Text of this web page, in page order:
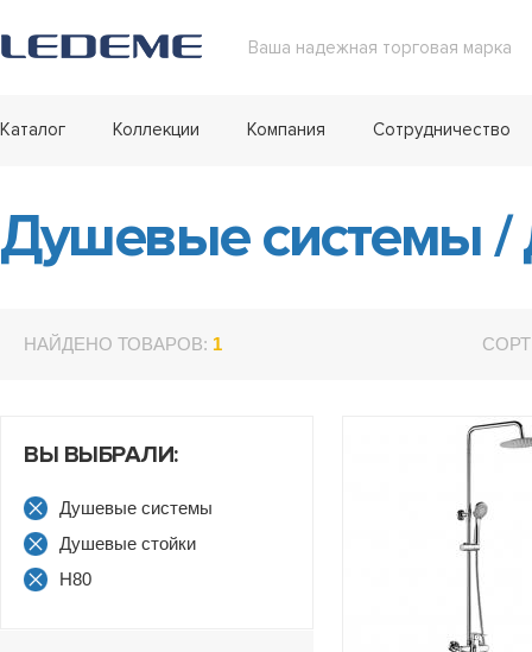
Ваша надежная торговая марка
Каталог Коллекции Компания Сотрудничество
Душевые системы/
НАЙДЕНО ТОВАРОВ: 1
ВЫ ВЫБРАЛИ:
Душевые системы
Душевые стойки
H80